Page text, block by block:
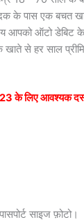
के पास एक बचत
आपको ऑटो डेबिट के
से हर साल
के लिए आवश्यक
साइज फ़ोटो।